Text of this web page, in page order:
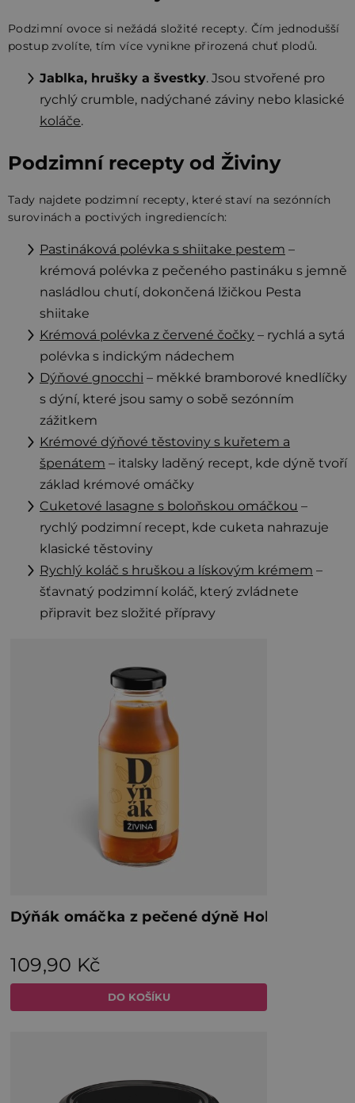
Podzimní ovoce si nežádá složité recepty. Čím jednodušší
postup zvolíte, tím více vynikne přirozená chuť plodů.
Jablka, hrušky a švestky. Jsou stvořené pro
rychlý crumble, nadýchané záviny nebo klasické
koláče.
Podzimní recepty od Živiny
Tady najdete podzimní recepty, které staví na sezónních
surovinách a poctivých ingrediencích:
Pastináková polévka s shiitake pestem –
krémová polévka z pečeného pastináku s jemně
nasládlou chutí, dokončená lžičkou Pesta
shiitake
Krémová polévka z červené čočky – rychlá a sytá
polévka s indickým nádechem
Dýňové gnocchi – měkké bramborové knedlíčky
s dýní, které jsou samy o sobě sezónním
zážitkem
Krémové dýňové těstoviny s kuřetem a
špenátem – italsky laděný recept, kde dýně tvoří
základ krémové omáčky
Cuketové lasagne s boloňskou omáčkou –
rychlý podzimní recept, kde cuketa nahrazuje
klasické těstoviny
Rychlý koláč s hruškou a lískovým krémem –
šťavnatý podzimní koláč, který zvládnete
připravit bez složité přípravy